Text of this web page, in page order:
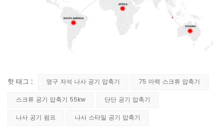
핫 태그 : 영구 자석 나사 공기 압축기
75 마력 스크류 압축기
스크류 공기 압축기 55kw
단단 공기 압축기
나사 공기 펌프
나사 스타일 공기 압축기